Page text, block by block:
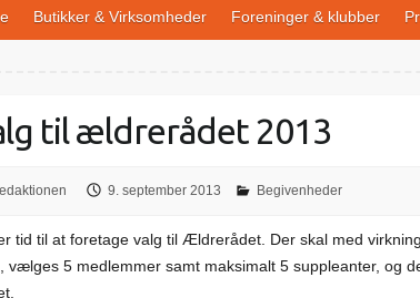
Butikker & Virksomheder Foreninger & klubber
til ældrerådet 2013
9. september 2013 Begivenheder
tid til at foretage valg til Ældrerådet. Der skal med
vælges 5 medlemmer samt maksimalt 5 suppleanter, og